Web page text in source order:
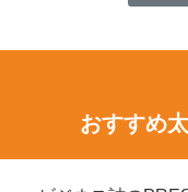
おすすめ